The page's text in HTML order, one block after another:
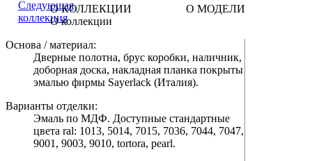
О КОЛЛЕКЦИИ
О МОДЕЛИ
О коллекции
Основа / материал:
Дверные полотна, брус коробки, наличник,
доборная доска, накладная планка покрыты
эмалью фирмы Sayerlack (Италия).
Варианты отделки:
Эмаль по МДФ. Доступные стандартные
цвета ral: 1013, 5014, 7015, 7036, 7044, 7047,
9001, 9003, 9010, tortora, pearl.